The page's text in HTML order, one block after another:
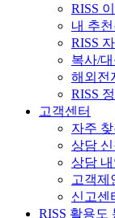
RISS
내 추
RISS
복사/
해외전
RISS
고객센터
자주
상담 신
상담
고객제
신고센
RISS 활용도